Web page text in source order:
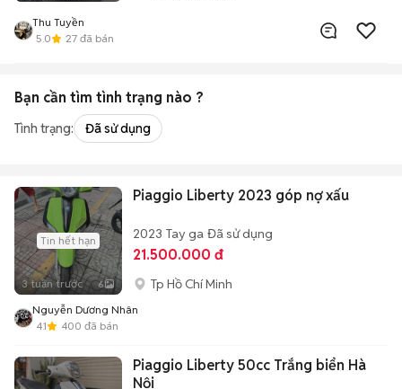
Thu Tuyền
5.0
27 đã bán
Bạn cần tìm tình trạng nào ?
Tình trạng: Đã sử dụng
Tin hết hạn
3 tuần trước 6
Piaggio Liberty 2023 góp nợ xấu
2023 Tay ga Đã sử dụng
21.500.000 đ
Tp Hồ Chí Minh
Nguyễn Dương Nhân
4.1
400 đã bán
Piaggio Liberty 50cc Trắng biển Hà
Nội